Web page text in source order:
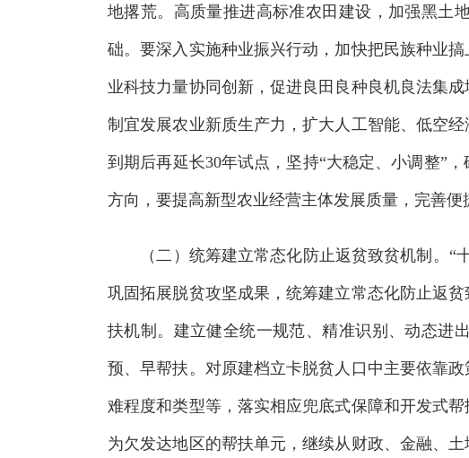
地撂荒。高质量推进高标准农田建设，加强黑土
础。要深入实施种业振兴行动，加快把民族种业
业科技力量协同创新，促进良田良种良机良法集
制宜发展农业新质生产力，扩大人工智能、低空
到期后再延长30年试点，坚持“大稳定、小调整”
方向，要提高新型农业经营主体发展质量，完善
（二）统筹建立常态化防止返贫致贫机制。“十
巩固拓展脱贫攻坚成果，统筹建立常态化防止返
扶机制。建立健全统一规范、精准识别、动态进
预、早帮扶。对原建档立卡脱贫人口中主要依靠
难程度和类型等，落实相应兜底式保障和开发式
为欠发达地区的帮扶单元，继续从财政、金融、